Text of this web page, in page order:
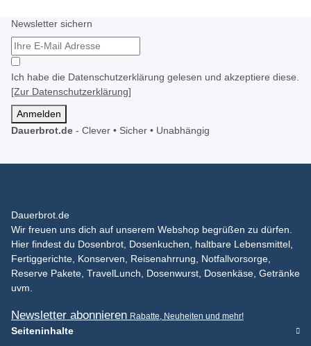
Newsletter sichern
Ich habe die Datenschutzerklärung gelesen und akzeptiere diese.
[Zur Datenschutzerklärung]
Anmelden
Dauerbrot.de - Clever • Sicher • Unabhängig
Dauerbrot.de
Wir freuen uns dich auf unserem Webshop begrüßen zu dürfen.
Hier findest du Dosenbrot, Dosenkuchen, haltbare Lebensmittel,
Fertiggerichte, Konserven, Reisenahrrung, Notfallvorsorge,
Reserve Pakete, TravelLunch, Dosenwurst, Dosenkäse, Getränke
uvm.
Newsletter abonnieren Rabatte, Neuheiten und mehr!
Seiteninhalte